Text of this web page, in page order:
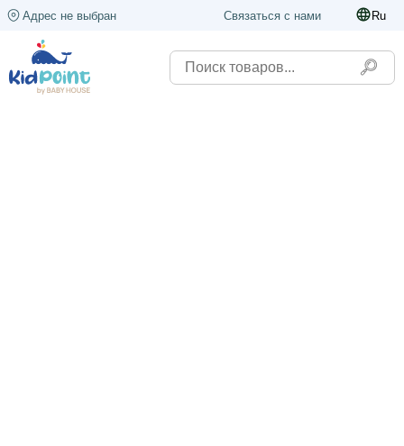
Адрес не выбран Связаться с нами Ru